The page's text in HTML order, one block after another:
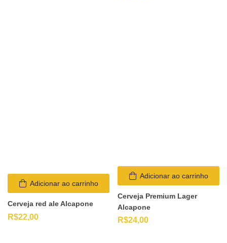
Adicionar ao carrinho
Cerveja red ale Alcapone
R$22,00
Adicionar ao carrinho
Cerveja Premium Lager
Alcapone
R$24,00